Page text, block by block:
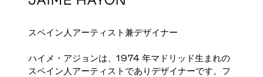
スペイン人アーティスト兼デザイナー
ハイメ・アジョンは、1974 年マドリッド生まれの
スペイン人アーティストでありデザイナーです。フ